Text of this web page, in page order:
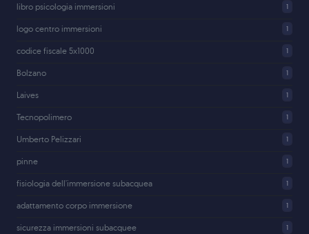
libro psicologia immersioni 1
logo centro immersioni 1
codice fiscale 5x1000 1
Bolzano 1
Laives 1
Tecnopolimero 1
Umberto Pelizzari 1
pinne 1
fisiologia dell'immersione subacquea 1
adattamento corpo immersione 1
sicurezza immersioni subacquee 1